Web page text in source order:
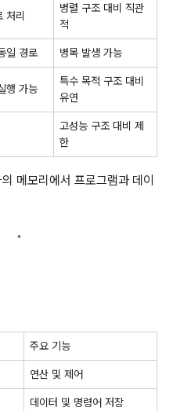
처리
병렬 구조 대비 직관
적
일 경로 병목 발생 가능
행 가능
특수 목적 구조 대비
유연
고성능 구조 대비 제
한
메모리에서 프로그램과 데이
주요 기능
연산 및 제어
데이터 및 명령어 저장